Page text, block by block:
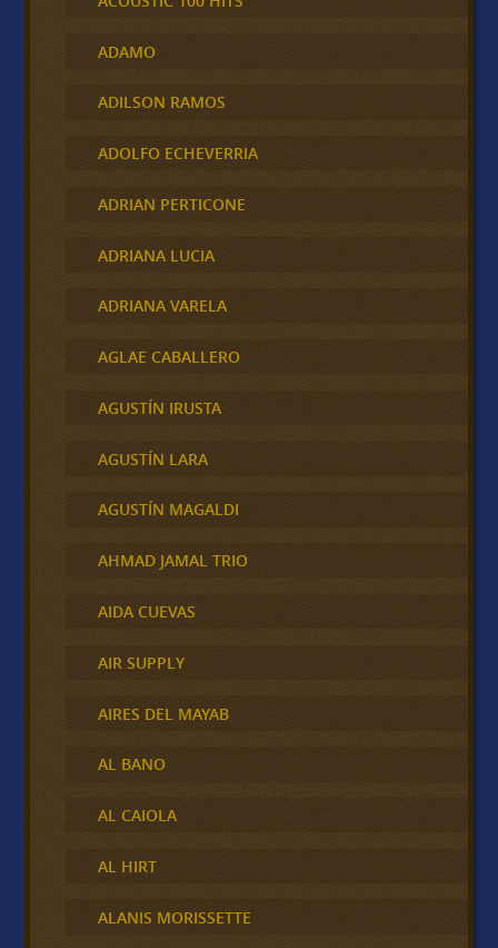
ADAMO
ADILSON RAMOS
ADOLFO ECHEVERRIA
ADRIAN PERTICONE
ADRIANA LUCIA
ADRIANA VARELA
AGLAE CABALLERO
AGUSTÍN IRUSTA
AGUSTÍN LARA
AGUSTÍN MAGALDI
AHMAD JAMAL TRIO
AIDA CUEVAS
AIR SUPPLY
AIRES DEL MAYAB
AL BANO
AL CAIOLA
AL HIRT
ALANIS MORISSETTE